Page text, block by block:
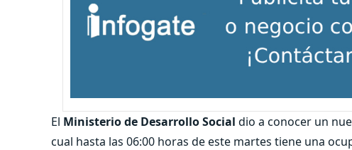
El Ministerio de Desarrollo Social dio a conocer un
cual hasta las 06:00 horas de este martes tiene una